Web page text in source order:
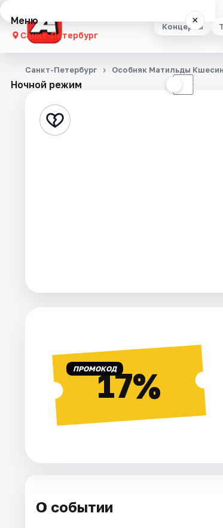
Концерты
Меню ×
Санкт-Петербург
Концерты
Стендап
Артисты
Рейтинги
Ночной режим ☾
Санкт-Петербург Особняк Матильды
ПРОМОКОД17%
О событии